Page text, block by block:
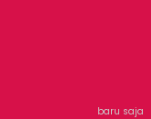
baru saja